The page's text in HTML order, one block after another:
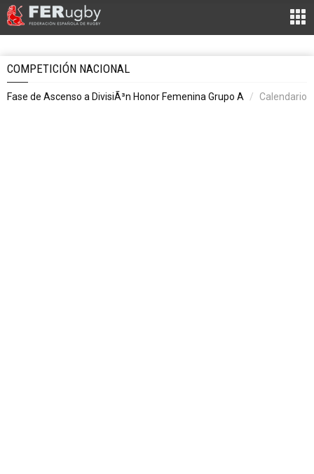
COMPETICIÓN NACIONAL
Fase de Ascenso a DivisiÃ³n Honor Femenina Grupo A Calendario